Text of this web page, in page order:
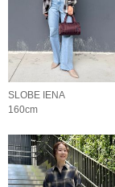
SLOBE IENA
160cm